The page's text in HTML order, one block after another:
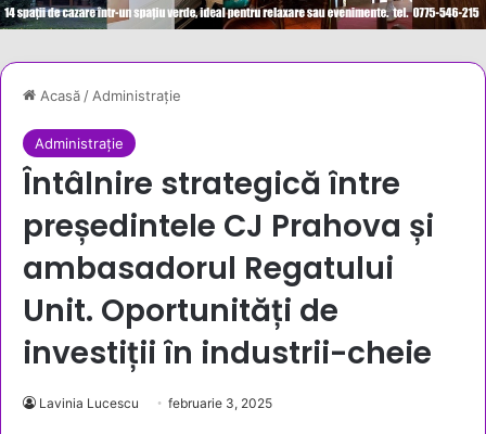
Acasă/Administrație
Administrație
Întâlnire strategică între
președintele CJ Prahova și
ambasadorul Regatului
Unit. Oportunități de
investiții în industrii-cheie
Lavinia Lucescu februarie 3, 2025